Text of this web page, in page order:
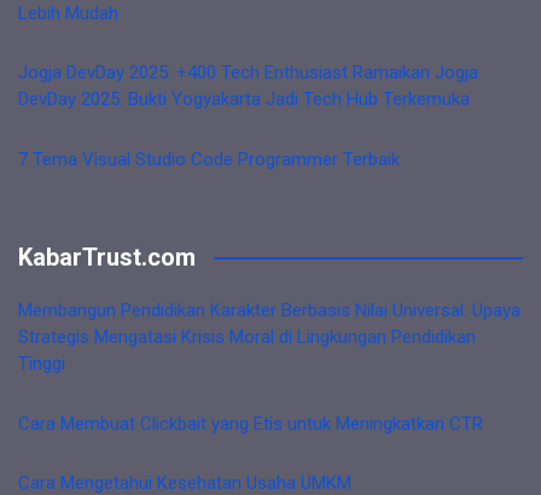
Lebih Mudah
Jogja DevDay 2025: +400 Tech Enthusiast Ramaikan Jogja
DevDay 2025: Bukti Yogyakarta Jadi Tech Hub Terkemuka
7 Tema Visual Studio Code Programmer Terbaik
KabarTrust.com
Membangun Pendidikan Karakter Berbasis Nilai Universal: Upaya
Strategis Mengatasi Krisis Moral di Lingkungan Pendidikan
Tinggi
Cara Membuat Clickbait yang Etis untuk Meningkatkan CTR
Cara Mengetahui Kesehatan Usaha UMKM